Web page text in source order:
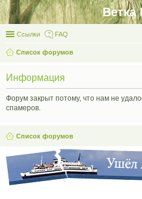
Ветка
Ссылки FAQ
Список форумов
Информация
Форум закрыт потому, что нам не
спамеров.
Список форумов